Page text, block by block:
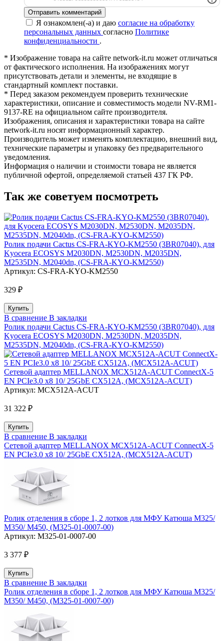
Отправить комментарий
Я ознакомлен(-а) и даю согласие на обработку
персональных данных согласно Политике
конфиденциальности .
* Изображение товара на сайте network-it.ru может отличаться
от фактического исполнения. На изображениях могут
присутствовать детали и элементы, не входящие в
стандартный комплект поставки.
* Перед заказом рекомендуем проверить технические
характеристики, описание и совместимость модели NV-RM1-
9137-RE на официальном сайте производителя.
Изображения, описания и характеристики товара на сайте
network-it.ru носят информационный характер.
Производитель может изменять комплектацию, внешний вид,
технические параметры и упаковку без предварительного
уведомления.
Информация о наличии и стоимости товара не является
публичной офертой, определяемой статьей 437 ГК РФ.
Так же советуем посмотреть
Ролик подачи Cactus CS-FRA-KYO-KM2550 (3BR07040), для
Kyocera ECOSYS M2030DN, M2530DN, M2035DN,
M2535DN, M2040dn, (CS-FRA-KYO-KM2550)
Артикул: CS-FRA-KYO-KM2550
329 ₽
В сравнение В закладки
Ролик подачи Cactus CS-FRA-KYO-KM2550 (3BR07040), для
Kyocera ECOSYS M2030DN, M2530DN, M2035DN,
M2535DN, M2040dn, (CS-FRA-KYO-KM2550)
Сетевой адаптер MELLANOX MCX512A-ACUT ConnectX-5
EN PCIe3.0 x8 10/ 25GbE CX512A, (MCX512A-ACUT)
Артикул: MCX512A-ACUT
31 322 ₽
В сравнение В закладки
Сетевой адаптер MELLANOX MCX512A-ACUT ConnectX-5
EN PCIe3.0 x8 10/ 25GbE CX512A, (MCX512A-ACUT)
Ролик отделения в сборе 1, 2 лотков для МФУ Катюша M325/
M350/ M450, (M325-01-0007-00)
Артикул: M325-01-0007-00
3 377 ₽
В сравнение В закладки
Ролик отделения в сборе 1, 2 лотков для МФУ Катюша M325/
M350/ M450, (M325-01-0007-00)